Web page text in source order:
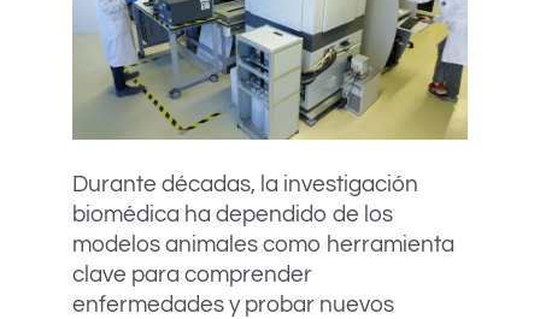
Durante décadas, la investigación
biomédica ha dependido de los
modelos animales como herramienta
clave para comprender
enfermedades y probar nuevos